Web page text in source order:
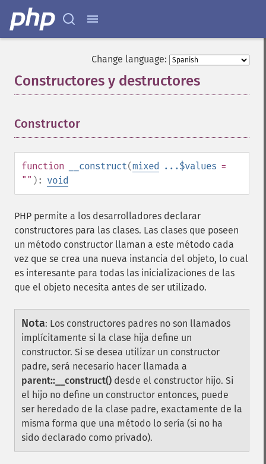
Change language:
Constructores y destructores
Constructor
function __construct(mixed ...$values =
"" ): void
PHP permite a los desarrolladores declarar
constructores para las clases. Las clases que poseen
un método constructor llaman a este método cada
vez que se crea una nueva instancia del objeto, lo cual
es interesante para todas las inicializaciones de las
que el objeto necesita antes de ser utilizado.
Nota: Los constructores padres no son llamados
implícitamente si la clase hija define un
constructor. Si se desea utilizar un constructor
padre, será necesario hacer llamada a
parent::__construct() desde el constructor hijo. Si
el hijo no define un constructor entonces, puede
ser heredado de la clase padre, exactamente de la
misma forma que una método lo sería (si no ha
sido declarado como privado).